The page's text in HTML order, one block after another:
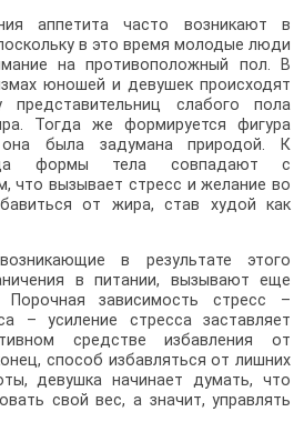
аппетита часто возникают в
в это время молодые люди
на противоположный пол. В
юношей и девушек происходят
слабого пола
Тогда же формируется фигура
была задумана природой. К
формы тела совпадают с
что вызывает стресс и желание во
от жира, став худой как
в результате этого
в питании, вызывают еще
зависимость стресс –
– усиление стресса заставляет
средстве избавления от
способ избавляться от лишних
девушка начинает думать, что
свой вес, а значит, управлять